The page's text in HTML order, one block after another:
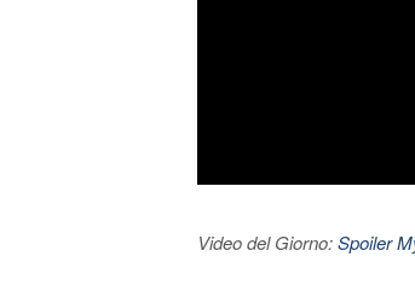
Video del Giorno:Spoiler